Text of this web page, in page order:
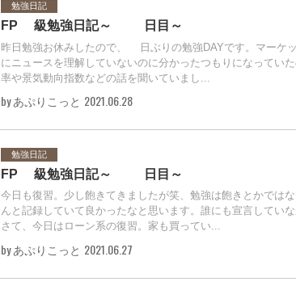
勉強日記
FP3級勉強日記～18日目～
昨日勉強お休みしたので、1日ぶりの勉強DAYです。マーケ
にニュースを理解していないのに分かったつもりになってい
率や景気動向指数などの話を聞いていまし...
by あぷりこっと 2021.06.28
勉強日記
FP3級勉強日記～17日目～
今日も復習。少し飽きてきましたが笑、勉強は飽きとかでは
んと記録していて良かったなと思います。誰にも宣言して
さて、今日はローン系の復習。家も買ってい...
by あぷりこっと 2021.06.27